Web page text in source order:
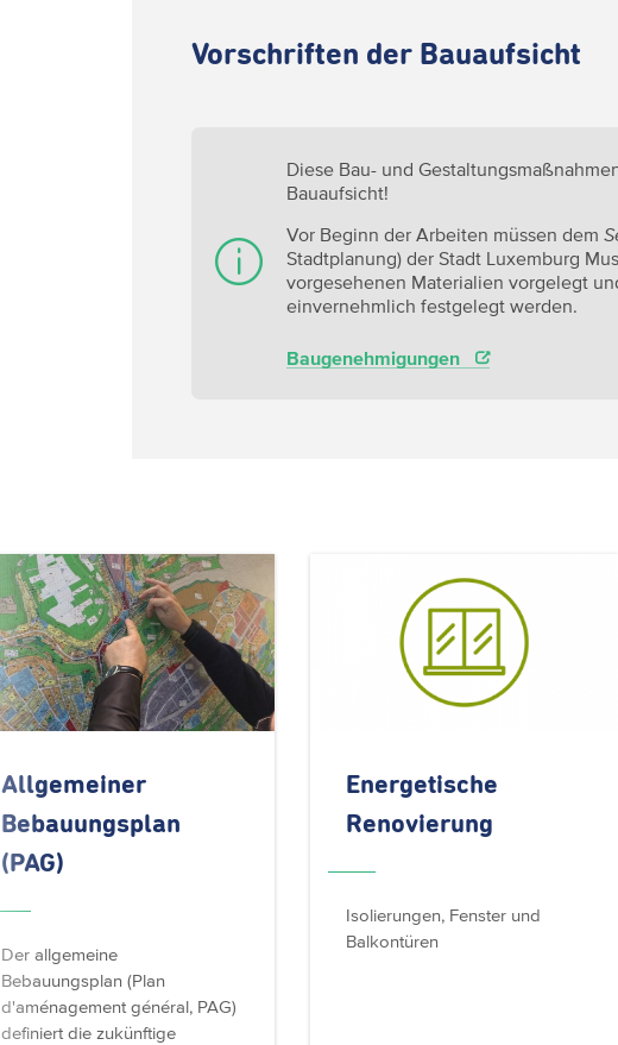
Vorschriften der Bauaufsicht
Diese Bau- und
Bauaufsicht!
Vor Beginn der Arbeiten müssen dem
Stadtplanung) der Stadt Luxemburg
vorgesehenen Materialien vorgelegt
einvernehmlich festgelegt werden.
Baugenehmigungen
Energetische
Renovierung
Isolierungen, Fenster und
Balkontüren
Allgemeiner
Bebauungsplan
(PAG)
Der allgemeine
Bebauungsplan (Plan
d'aménagement général, PAG)
definiert die zukünftige